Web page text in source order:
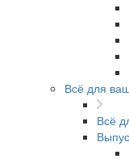
Всё для
Всё